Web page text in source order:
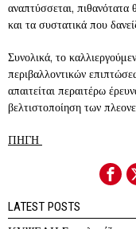
αναπτύσσεται,
και τα συστατικά που
Συνολικά, το
περιβαλλοντικών
απαιτείται περαιτέρω
βελτιστοποίηση των
ΠΗΓΗ
LATEST POSTS